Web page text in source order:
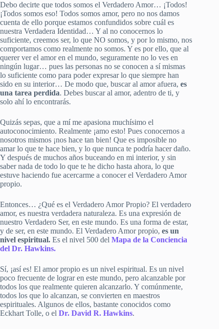
Debo decirte que todos somos el Verdadero Amor… ¡Todos!
¡Todos somos eso! Todos somos amor, pero no nos damos
cuenta de ello porque estamos confundidos sobre cuál es
nuestra Verdadera Identidad… Y al no conocernos lo
suficiente, creemos ser, lo que NO somos, y por lo mismo, nos
comportamos como realmente no somos. Y es por ello, que al
querer ver el amor en el mundo, seguramente no lo ves en
ningún lugar… pues las personas no se conocen a sí mismas
lo suficiente como para poder expresar lo que siempre han
sido en su interior… De modo que, buscar al amor afuera, es
una tarea perdida. Debes buscar al amor, adentro de ti, y
solo ahí lo encontrarás.
Quizás sepas, que a mí me apasiona muchísimo el
autoconocimiento. Realmente ¡amo esto! Pues conocernos a
nosotros mismos ¡nos hace tan bien! Que es imposible no
amar lo que te hace bien, y lo que nunca te podría hacer daño.
Y después de muchos años buceando en mi interior, y sin
saber nada de todo lo que te he dicho hasta ahora, lo que
estuve haciendo fue acercarme a conocer el Verdadero Amor
propio.
Entonces… ¿Qué es el Verdadero Amor Propio? El verdadero
amor, es nuestra verdadera naturaleza. Es una expresión de
nuestro Verdadero Ser, en este mundo. Es una forma de estar,
y de ser, en este mundo. El Verdadero Amor propio, es un
nivel espiritual. Es el nivel 500 del Mapa de la Conciencia
del Dr. Hawkins.
Sí, ¡así es! El amor propio es un nivel espiritual. Es un nivel
poco frecuente de lograr en este mundo, pero alcanzable por
todos los que realmente quieren alcanzarlo. Y comúnmente,
todos los que lo alcanzan, se convierten en maestros
espirituales. Algunos de ellos, bastante conocidos como
Eckhart Tolle, o el Dr. David R. Hawkins.